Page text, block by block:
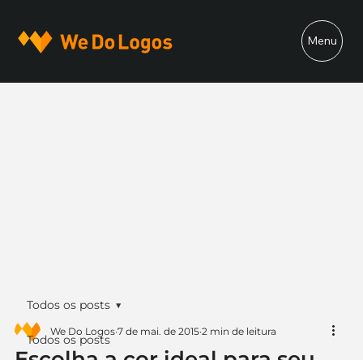
Menu
Todos os posts
Todos os posts
We Do Logos 7 de mai. de 2015 2 min de leitura